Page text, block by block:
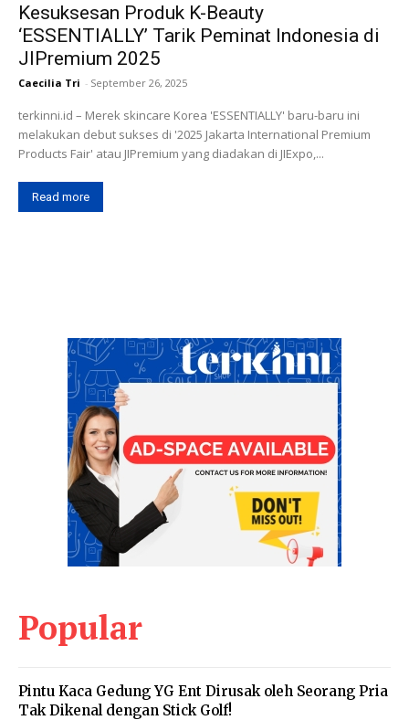
Kesuksesan Produk K-Beauty
‘ESSENTIALLY’ Tarik Peminat Indonesia di
JIPremium 2025
Caecilia Tri - September 26, 2025
terkinni.id – Merek skincare Korea 'ESSENTIALLY' baru-baru ini
melakukan debut sukses di '2025 Jakarta International Premium
Products Fair' atau JIPremium yang diadakan di JIExpo,...
Read more
Popular
Pintu Kaca Gedung YG Ent Dirusak oleh Seorang Pria
Tak Dikenal dengan Stick Golf!